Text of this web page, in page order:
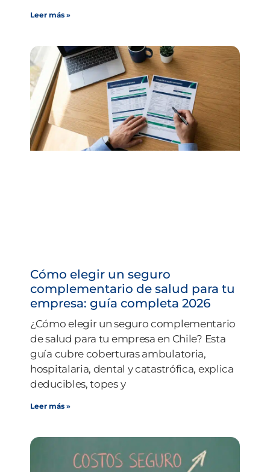
Leer más »
Cómo elegir un seguro
complementario de salud para tu
empresa: guía completa 2026
¿Cómo elegir un seguro complementario
de salud para tu empresa en Chile? Esta
guía cubre coberturas ambulatoria,
hospitalaria, dental y catastrófica, explica
deducibles, topes y
Leer más »